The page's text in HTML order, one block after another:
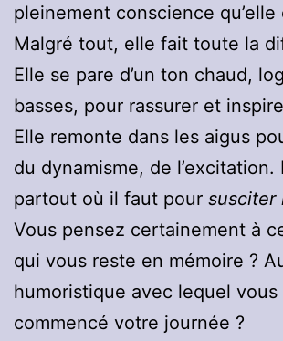
pleinement conscience qu’elle
Malgré tout, elle fait toute la
Elle se pare d’un ton chaud,
basses, pour rassurer et
Elle remonte dans les aigus
du dynamisme, de l’excitation.
partout où il faut pour susciter
Vous pensez certainement à
qui vous reste en mémoire ?
humoristique avec lequel vous
commencé votre journée ?